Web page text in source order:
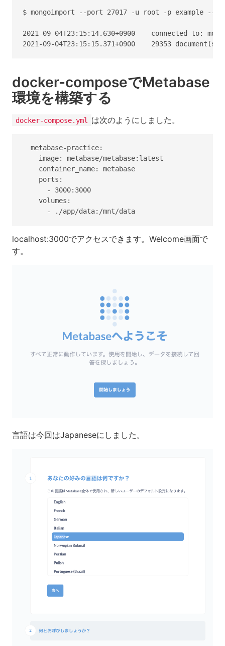
$ mongoimport --port 27017 -u root -p example --
2021-09-04T23:15:14.630+0900    connected to:
docker-composeでMetabase
環境を構築する
docker-compose.yml は次のようにしました。
  metabase-practice:
    image: metabase/metabase:latest
    container_name: metabase
    ports:
      - 3000:3000
    volumes:
localhost:3000でアクセスできます。Welcome画面で
す。
言語は今回はJapaneseにしました。